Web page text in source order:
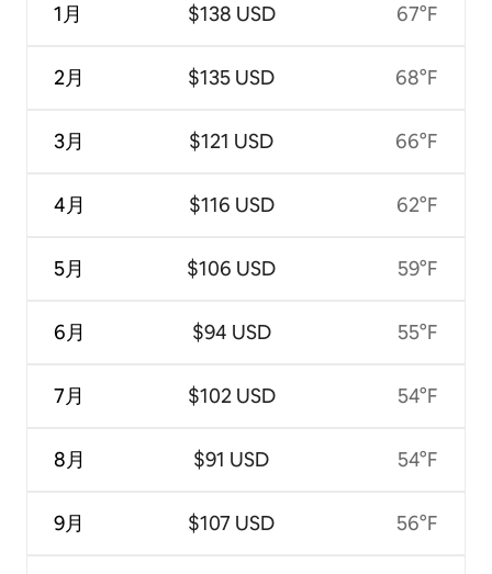
1月
2月
3月
4月
5月
6月
7月
8月
9月
$138 USD
$135 USD
$121 USD
$116 USD
$106 USD
$94 USD
$102 USD
$91 USD
$107 USD
67°F
68°F
66°F
62°F
59°F
55°F
54°F
54°F
56°F